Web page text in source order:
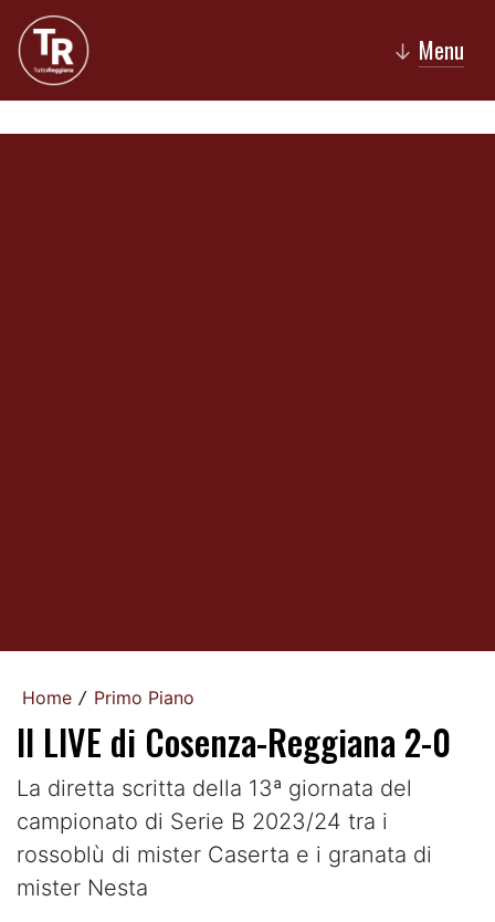
↓ Menu
Home / Primo Piano
Il LIVE di Cosenza-Reggiana 2-0
La diretta scritta della 13ª giornata del
campionato di Serie B 2023/24 tra i
rossoblù di mister Caserta e i granata di
mister Nesta